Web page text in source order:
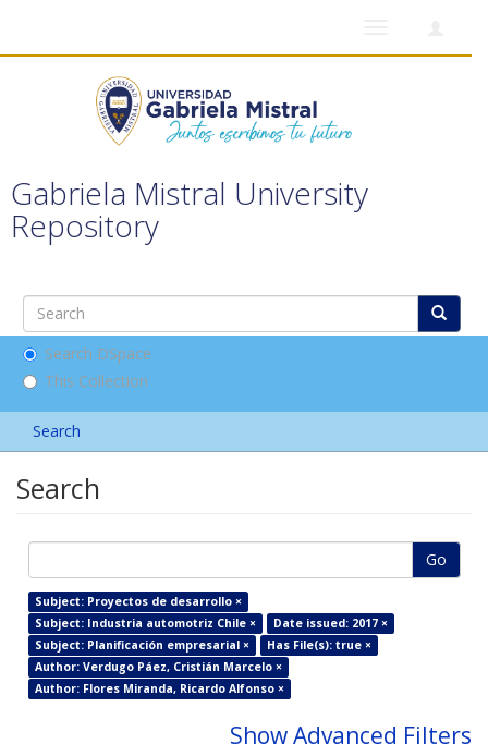
Gabriela Mistral University
Repository
Search DSpace
This Collection
Search
Search
Go
Subject: Proyectos de desarrollo ×
Subject: Industria automotriz Chile ×
Date issued: 2017 ×
Subject: Planificación empresarial ×
Has File(s): true ×
Author: Verdugo Páez, Cristián Marcelo ×
Author: Flores Miranda, Ricardo Alfonso ×
Show Advanced Filters